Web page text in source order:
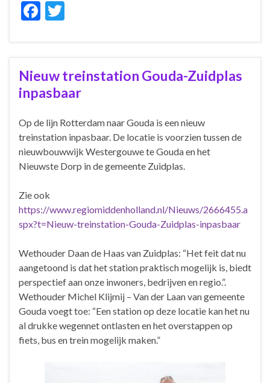
F
e
b
o
k
itt
er
Nieuw treinstation Gouda-Zuidplas
inpasbaar
Op de lijn Rotterdam naar Gouda is een nieuw
treinstation inpasbaar. De locatie is voorzien tussen de
nieuwbouwwijk Westergouwe te Gouda en het
Nieuwste Dorp in de gemeente Zuidplas.
Zie ook
https://www.regiomiddenholland.nl/Nieuws/2666455.a
spx?t=Nieuw-treinstation-Gouda-Zuidplas-inpasbaar
Wethouder Daan de Haas van Zuidplas: “Het feit dat nu
aangetoond is dat het station praktisch mogelijk is, biedt
perspectief aan onze inwoners, bedrijven en regio.”.
Wethouder Michel Klijmij – Van der Laan van gemeente
Gouda voegt toe: “Een station op deze locatie kan het nu
al drukke wegennet ontlasten en het overstappen op
fiets, bus en trein mogelijk maken.”